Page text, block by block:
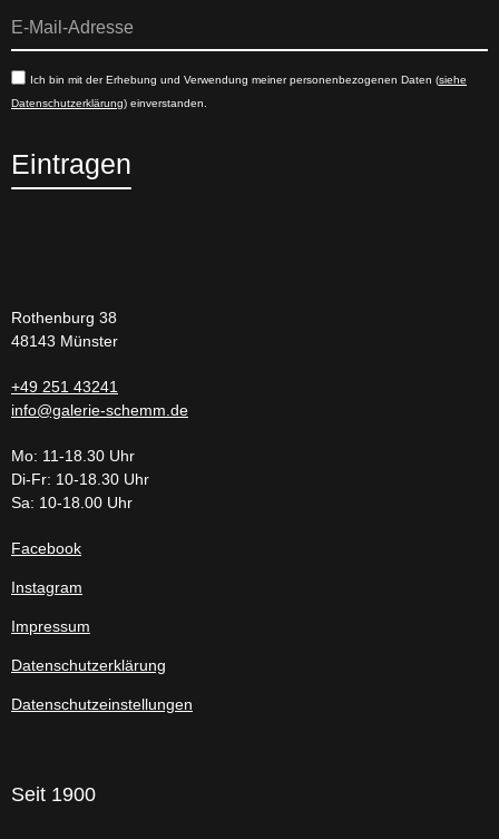
Ich bin mit der Erhebung und Verwendung meiner personenbezogenen Daten (siehe
Datenschutzerklärung) einverstanden.
Eintragen
Rothenburg 38
48143 Münster
+49 251 43241
info@galerie-schemm.de
Mo: 11-18.30 Uhr
Di-Fr: 10-18.30 Uhr
Sa: 10-18.00 Uhr
Facebook
Instagram
Impressum
Datenschutzerklärung
Datenschutzeinstellungen
Seit 1900